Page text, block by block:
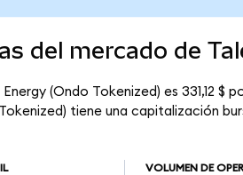
del mercado de
(Ondo Tokenized) es 331,12
tiene una capitalización
VOLUMEN DE